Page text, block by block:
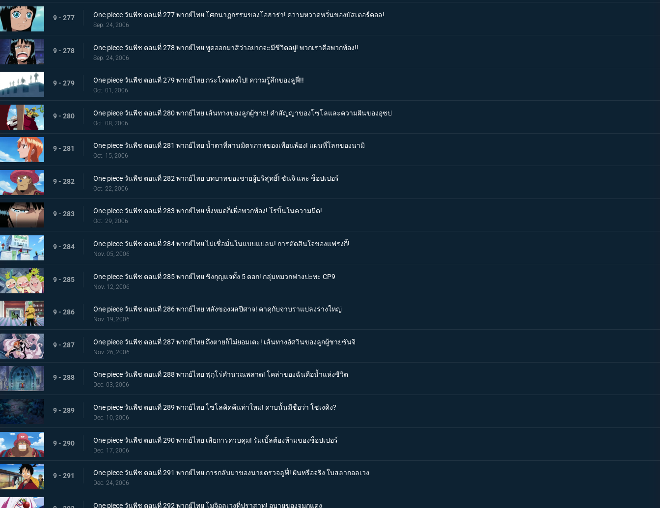
9 - 277 One piece วันพีช ตอนที่ 277 พากย์ไทย โศกนาฏกรรมของโอฮาร่า! ความหวาดหวั่นของบัสเตอร์คอล!
Sep. 24, 2006
9 - 278 One piece วันพีช ตอนที่ 278 พากย์ไทย พูดออกมาสิว่าอยากจะมีชีวิตอยู่! พวกเราคือพวกพ้อง!!
Sep. 24, 2006
9 - 279 One piece วันพีช ตอนที่ 279 พากย์ไทย กระโดดลงไป! ความรู้สึกของลูฟี่!!
Oct. 01, 2006
9 - 280 One piece วันพีช ตอนที่ 280 พากย์ไทย เส้นทางของลูกผู้ชาย! คำสัญญาของโซโลและความฝันของอุซป
Oct. 08, 2006
9 - 281 One piece วันพีช ตอนที่ 281 พากย์ไทย น้ำตาที่สานมิตรภาพของเพื่อนพ้อง! แผนที่โลกของนามิ
Oct. 15, 2006
9 - 282 One piece วันพีช ตอนที่ 282 พากย์ไทย บทบาทของชายผู้บริสุทธิ์! ซันจิ และ ช็อปเปอร์
Oct. 22, 2006
9 - 283 One piece วันพีช ตอนที่ 283 พากย์ไทย ทั้งหมดก็เพื่อพวกพ้อง! โรบิ้นในความมืด!
Oct. 29, 2006
9 - 284 One piece วันพีช ตอนที่ 284 พากย์ไทย ไม่เชื่อมั่นในแบบแปลน! การตัดสินใจของแฟรงกี้!
Nov. 05, 2006
9 - 285 One piece วันพีช ตอนที่ 285 พากย์ไทย ชิงกุญแจทั้ง 5 ดอก! กลุ่มหมวกฟางปะทะ CP9
Nov. 12, 2006
9 - 286 One piece วันพีช ตอนที่ 286 พากย์ไทย พลังของผลปีศาจ! คาคุกับจาบราแปลงร่างใหญ่
Nov. 19, 2006
9 - 287 One piece วันพีช ตอนที่ 287 พากย์ไทย ถึงตายก็ไม่ยอมเตะ! เส้นทางอัศวินของลูกผู้ชายซันจิ
Nov. 26, 2006
9 - 288 One piece วันพีช ตอนที่ 288 พากย์ไทย ฟุกุโร่คำนวณพลาด! โคล่าของฉันคือน้ำแห่งชีวิต
Dec. 03, 2006
9 - 289 One piece วันพีช ตอนที่ 289 พากย์ไทย โซโลคิดค้นท่าใหม่! ดาบนั้นมีชื่อว่า โซเงคิง?
Dec. 10, 2006
9 - 290 One piece วันพีช ตอนที่ 290 พากย์ไทย เสียการควบคุม! รัมเบิ้ลต้องห้ามของช็อปเปอร์
Dec. 17, 2006
9 - 291 One piece วันพีช ตอนที่ 291 พากย์ไทย การกลับมาของนายตรวจลูฟี่! ฝันหรือจริง ใบสลากอลเวง
Dec. 24, 2006
One piece วันพีช ตอนที่ 292 พากย์ไทย โมจิอลเวงที่ปราสาท! อุบายของจมูกแดง